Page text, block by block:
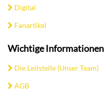
Digital
Fanartikel
Wichtige Informationen
Die Leitstelle (Unser Team)
AGB